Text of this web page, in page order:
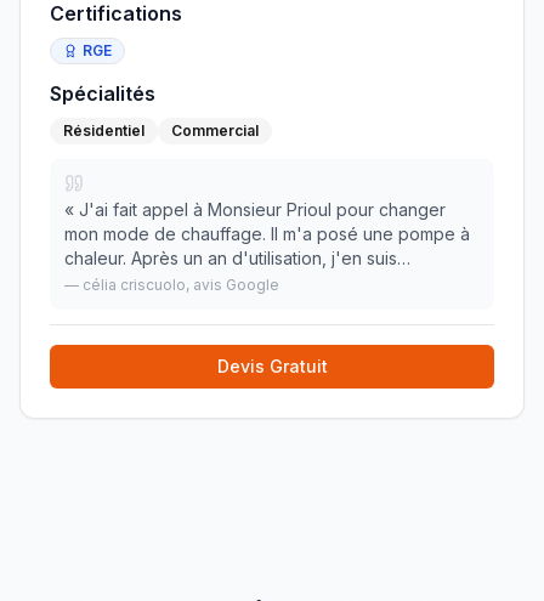
Certifications
RGE
Spécialités
Résidentiel Commercial
« J'ai fait appel à Monsieur Prioul pour changer
mon mode de chauffage. Il m'a posé une pompe à
chaleur. Après un an d'utilisation, j'en suis
parfaitement satisfaite. Mr Prioul est un
domaine et sur»
— célia criscuolo, avis Google
Devis Gratuit